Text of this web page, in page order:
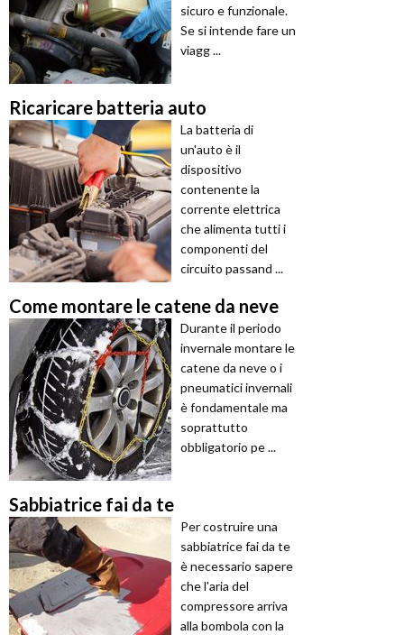
sicuro e funzionale.
Se si intende fare un
viagg ...
Ricaricare batteria auto
La batteria di
un'auto è il
dispositivo
contenente la
corrente elettrica
che alimenta tutti i
componenti del
circuito passand ...
Come montare le catene da neve
Durante il periodo
invernale montare le
catene da neve o i
pneumatici invernali
è fondamentale ma
soprattutto
obbligatorio pe ...
Sabbiatrice fai da te
Per costruire una
sabbiatrice fai da te
è necessario sapere
che l'aria del
compressore arriva
alla bombola con la